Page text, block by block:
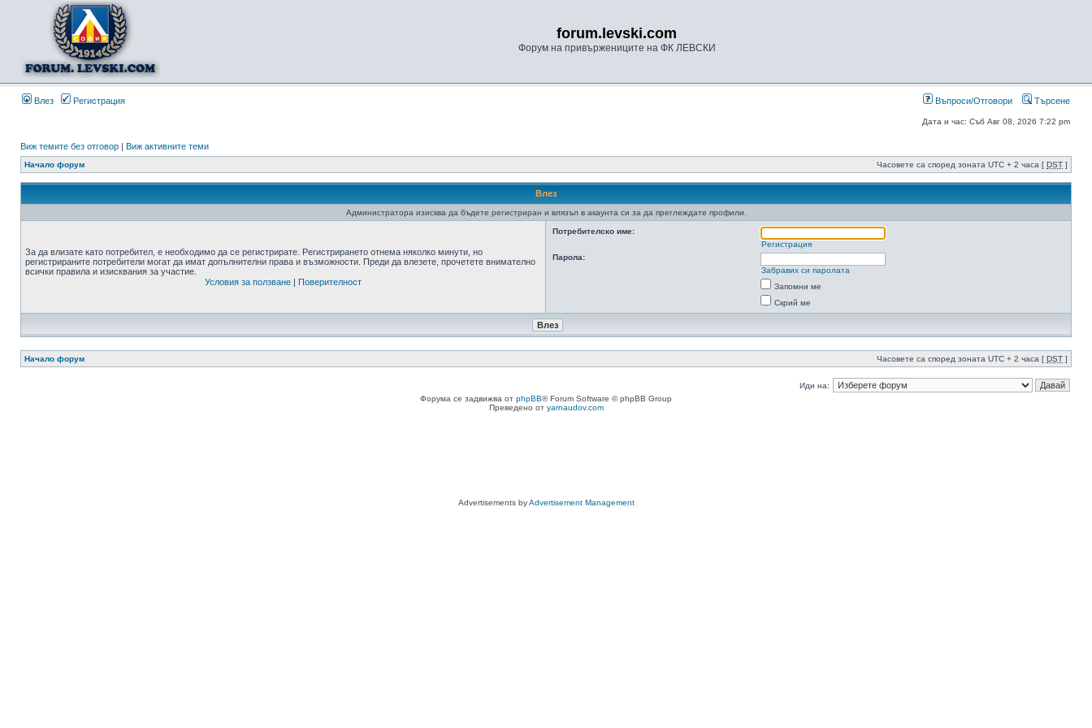
forum.levski.com
Форум на привържениците на ФК ЛЕВСКИ
Влез Регистрация Въпроси/Отговори Търсене
Дата и час: Съб Авг 08, 2026 7:22 pm
Виж темите без отговор | Виж активните теми
Начало форум Часовете са според зоната UTC + 2 часа [ DST ]
Влез
Администратора изисква да бъдете регистриран и влязъл в акаунта си за да преглеждате профили.
За да влизате като потребител, е необходимо да се регистрирате. Регистрирането отнема няколко минути, но
регистрираните потребители могат да имат допълнителни права и възможности. Преди да влезете, прочетете внимателно
всички правила и изисквания за участие.
Условия за ползване | Поверителност
Потребителско име:
Регистрация
Парола:
Забравих си паролата
Запомни ме
Скрий ме
Начало форум Часовете са според зоната UTC + 2 часа [ DST ]
Иди на:
Форума се задвижва от phpBB® Forum Software © phpBB Group
Преведено от yarnaudov.com
Advertisements byAdvertisement Management